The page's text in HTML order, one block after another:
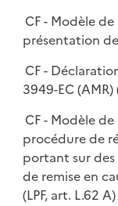
CF - Modèle
présentation
CF -
3949-EC (AMR)
CF - Modèle
procédure de
portant sur
de remise en
(LPF, art. L.62 A)